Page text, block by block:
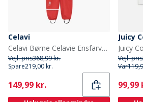
Celavi
Celavi Børne Celavie Ensfarvet PU Basis Regntøjs Sæt Baked Apple
Vejl. pris368,99 kr.
Spare219,00 kr.
Current
149,99 kr.
Juicy
Vejl. pris
Var
99,99